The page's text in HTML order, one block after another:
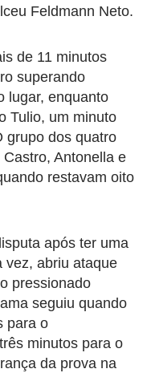
Feldmann Neto.
de 11 minutos
superando
lugar, enquanto
Tulio, um minuto
grupo dos quatro
Antonella e
restavam oito
após ter uma
vez, abriu ataque
pressionado
seguiu quando
para o
minutos para o
da prova na